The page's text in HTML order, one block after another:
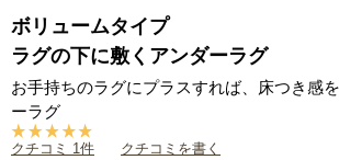
ボリュームタイプ
ラグの下に敷くアンダーラグ
お手持ちのラグにプラスすれば、床つき感
ーラグ
クチコミ 1件 クチコミを書く